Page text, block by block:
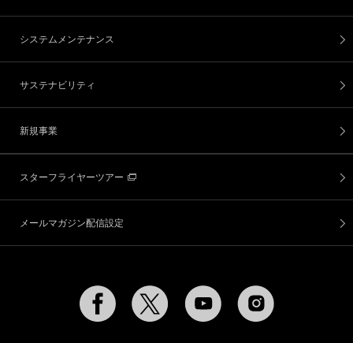
システムメンテナンス
サステナビリティ
新規事業
スターフライヤーツアー
メールマガジン配信設定
Facebook Twitter YouTube Instagram